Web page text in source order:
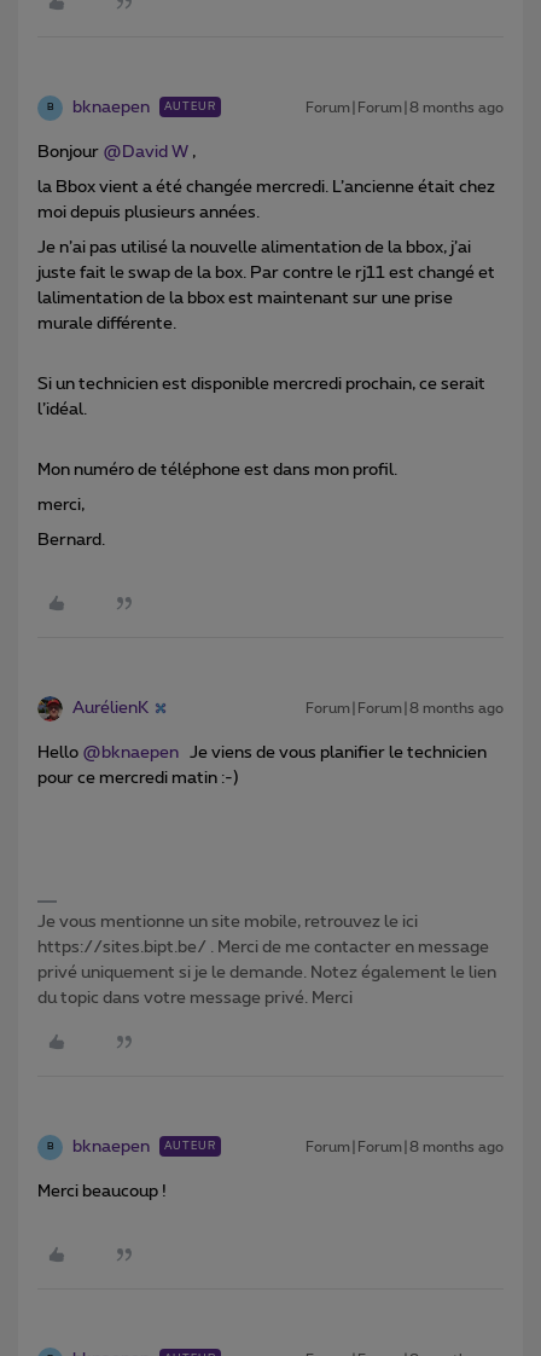
B bknaepen AUTEUR Forum|Forum|8 months ago
Bonjour ​ @David W ,
la Bbox vient a été changée mercredi. L’ancienne était chez
moi depuis plusieurs années.
Je n’ai pas utilisé la nouvelle alimentation de la bbox, j’ai
juste fait le swap de la box. Par contre le rj11 est changé et
lalimentation de la bbox est maintenant sur une prise
murale différente.
Si un technicien est disponible mercredi prochain, ce serait
l’idéal.
Mon numéro de téléphone est dans mon profil.
merci,
Bernard.
AurélienK Forum|Forum|8 months ago
Hello ​ @bknaepen Je viens de vous planifier le technicien
pour ce mercredi matin :-)
Je vous mentionne un site mobile, retrouvez le ici
https://sites.bipt.be/ . Merci de me contacter en message
privé uniquement si je le demande. Notez également le lien
du topic dans votre message privé. Merci
B bknaepen AUTEUR Forum|Forum|8 months ago
Merci beaucoup !